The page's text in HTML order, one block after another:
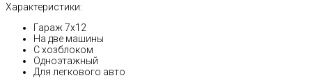
Характеристики:
Гараж 7х12
На две машины
С хозблоком
Одноэтажный
Для легкового авто